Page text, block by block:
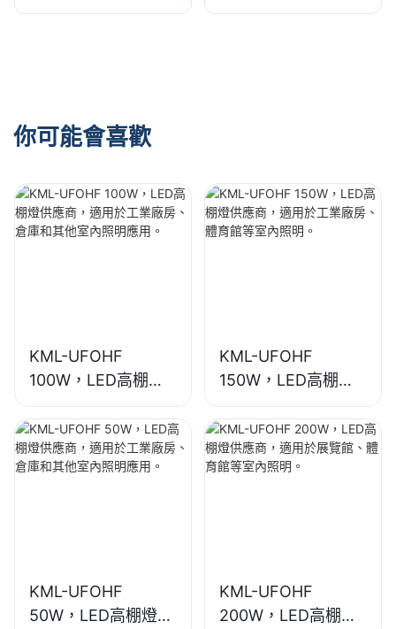
供應商，適用於工業
供應商，適用於展覽
你可能會喜歡
KML-UFOHF
100W，LED高棚燈
供應商，適用於工業
廠房、倉庫和其他室
內照明應用。
KML-UFOHF
150W，LED高棚燈
供應商，適用於工業
廠房、體育館等室內
照明。
KML-UFOHF
50W，LED高棚燈供
KML-UFOHF
200W，LED高棚燈